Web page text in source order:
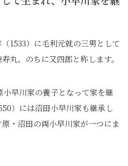
1533）に毛利元就の三男として
丸、のちに又四郎と称します。
小早川家の養子となって家を継
）には沼田小早川家も継承し
・沼田の両小早川家が一つにま